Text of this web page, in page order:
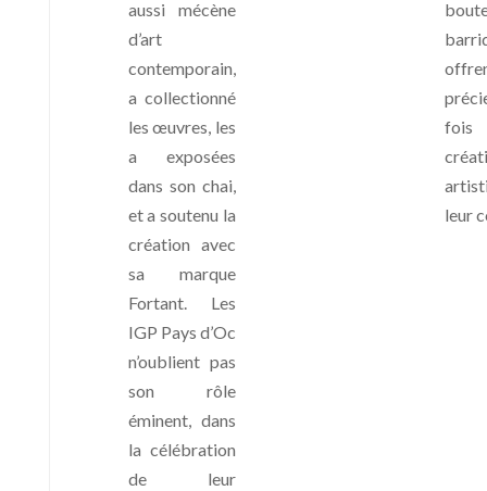
aussi mécène
d’art
contemporain,
a collectionné
les œuvres, les
a exposées
dans son chai,
et a soutenu la
création avec
sa marque
Fortant. Les
IGP Pays d’Oc
n’oublient pas
son rôle
éminent, dans
la célébration
de leur
leur